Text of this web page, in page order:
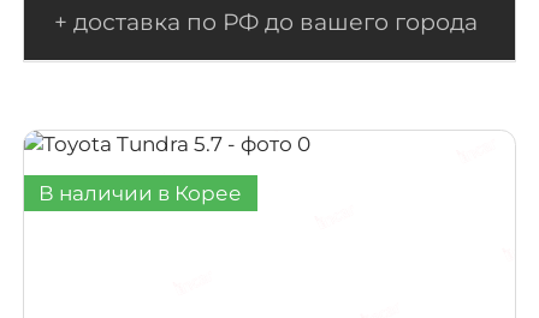
+ доставка по РФ до вашего города
В наличии в Корее